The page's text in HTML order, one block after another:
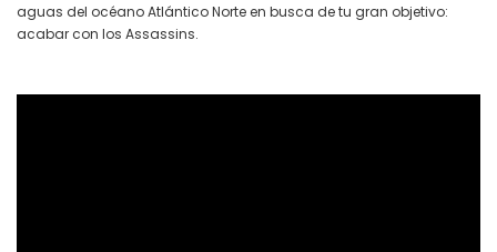
aguas del océano Atlántico Norte en busca de tu gran objetivo:
acabar con los Assassins.